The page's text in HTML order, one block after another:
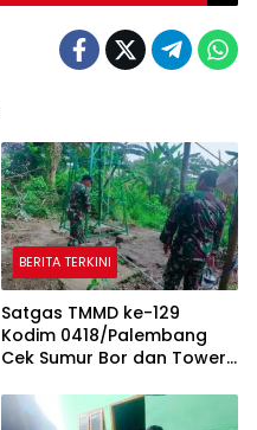
BERITA TERKINI
Satgas TMMD ke-129
Kodim 0418/Palembang
Cek Sumur Bor dan Tower